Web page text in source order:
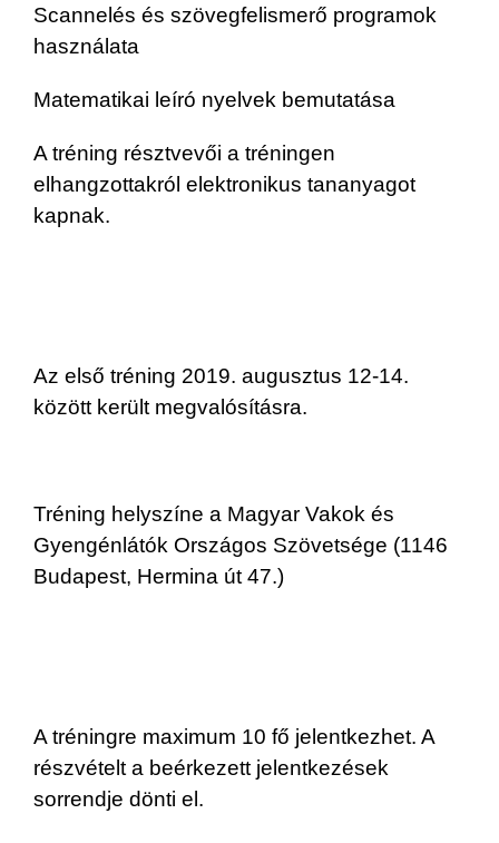
Scannelés és szövegfelismerő programok
használata
Matematikai leíró nyelvek bemutatása
A tréning résztvevői a tréningen
elhangzottakról elektronikus tananyagot
kapnak.
Az első tréning 2019. augusztus 12-14.
között került megvalósításra.
Tréning helyszíne a Magyar Vakok és
Gyengénlátók Országos Szövetsége (1146
Budapest, Hermina út 47.)
A tréningre maximum 10 fő jelentkezhet. A
részvételt a beérkezett jelentkezések
sorrendje dönti el.